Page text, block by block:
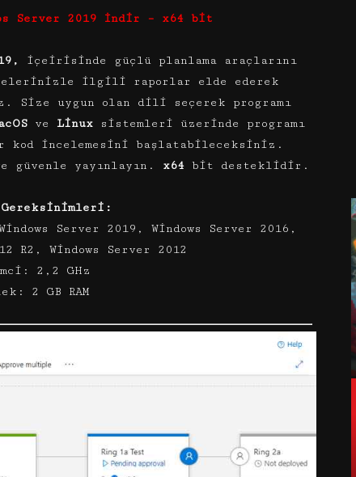
Server 2019 İndir – x64 bit
içeirisinde güçlü planlama araçlarını
ilgili raporlar elde ederek
uygun olan dili seçerek programı
ve Linux sistemleri üzerinde programı
incelemesini başlatabileceksiniz.
yayınlayın. x64 bit desteklidir.
Gereksinimleri:
Server 2019, Windows Server 2016,
R2, Windows Server 2012
2,2 GHz
2 GB RAM